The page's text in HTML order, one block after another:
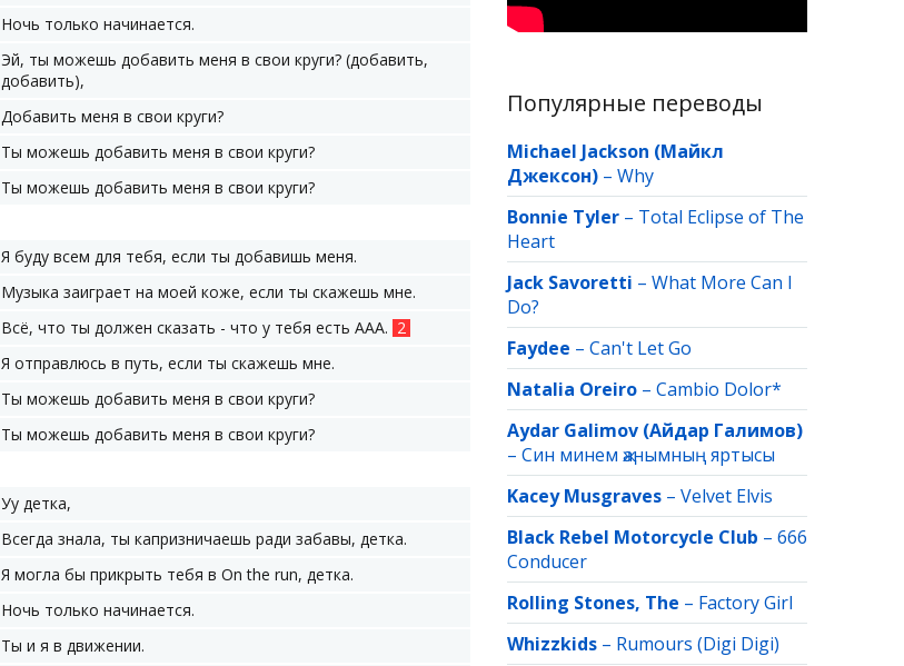
Ночь только начинается.
Эй, ты можешь добавить меня в свои круги? (добавить,
добавить),
Добавить меня в свои круги?
Ты можешь добавить меня в свои круги?
Ты можешь добавить меня в свои круги?
Я буду всем для тебя, если ты добавишь меня.
Музыка заиграет на моей коже, если ты скажешь мне.
Всё, что ты должен сказать - что у тебя есть AAA. 2
Я отправлюсь в путь, если ты скажешь мне.
Ты можешь добавить меня в свои круги?
Ты можешь добавить меня в свои круги?
Уу детка,
Всегда знала, ты капризничаешь ради забавы, детка.
Я могла бы прикрыть тебя в On the run, детка.
Ночь только начинается.
Ты и я в движении.
Популярные переводы
Michael Jackson (Майкл
Джексон) – Why
Bonnie Tyler – Total Eclipse of The
Heart
Jack Savoretti – What More Can I
Do?
Faydee – Can't Let Go
Natalia Oreiro – Cambio Dolor*
Aydar Galimov (Айдар Галимов)
– Син минем җанымның яртысы
Kacey Musgraves – Velvet Elvis
Black Rebel Motorcycle Club – 666
Conducer
Rolling Stones, The – Factory Girl
Whizzkids – Rumours (Digi Digi)